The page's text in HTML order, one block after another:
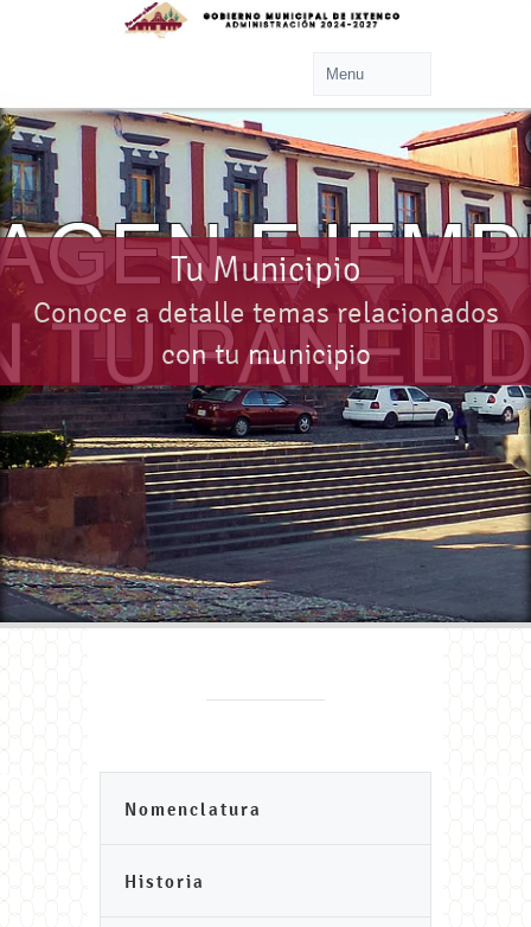
Tu Municipio
Conoce a detalle temas relacionados
con tu municipio
Nomenclatura
Historia